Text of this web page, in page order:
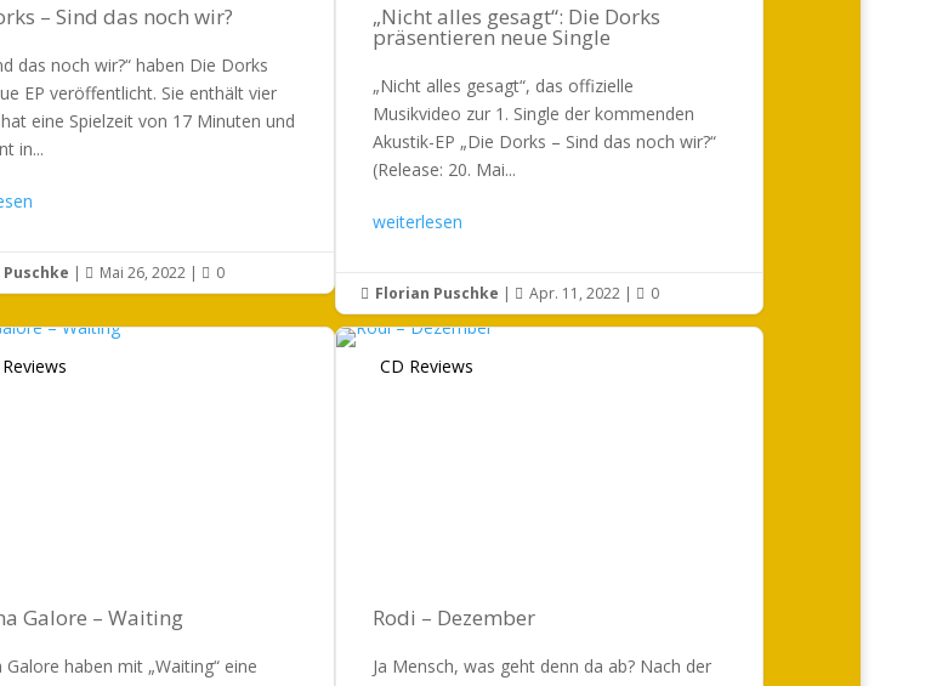
– Sind das noch wir?
das noch wir?“ haben Die Dorks
EP veröffentlicht. Sie enthält vier
eine Spielzeit von 17 Minuten und
in...
|  Mai 26, 2022 |  0
„Nicht alles gesagt“: Die Dorks
präsentieren neue Single
„Nicht alles gesagt“, das offizielle
Musikvideo zur 1. Single der kommenden
Akustik-EP „Die Dorks – Sind das noch wir?“
(Release: 20. Mai...
weiterlesen
 Florian Puschke |  Apr. 11, 2022|  0
Galore – Waiting
Galore haben mit „Waiting“ eine
CD Reviews
Rodi – Dezember
Ja Mensch, was geht denn da ab? Nach der